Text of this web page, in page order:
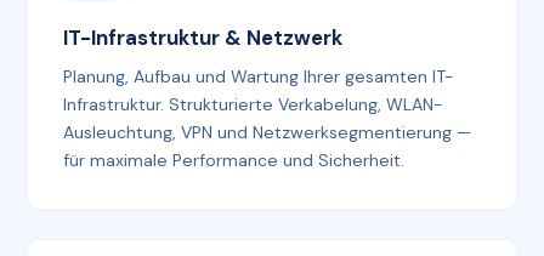
IT-Infrastruktur & Netzwerk
Planung, Aufbau und Wartung Ihrer gesamten IT-
Infrastruktur. Strukturierte Verkabelung, WLAN-
Ausleuchtung, VPN und Netzwerksegmentierung —
für maximale Performance und Sicherheit.